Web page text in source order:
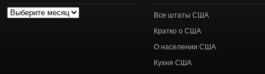
Архив
Все штаты США
Кратко о США
О населении США
Кухня США